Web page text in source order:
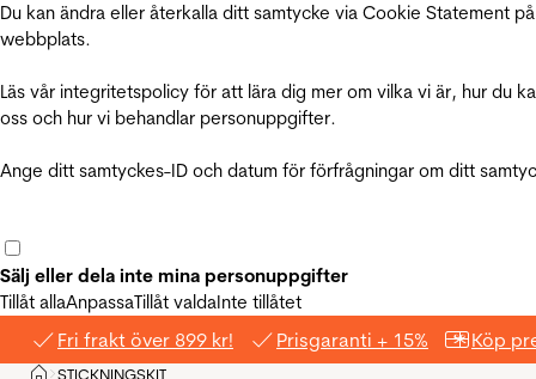
Du kan ändra eller återkalla ditt samtycke via Cookie Statement
webbplats.
Läs vår integritetspolicy för att lära dig mer om vilka vi är, hur du
oss och hur vi behandlar personuppgifter.
Ange ditt samtyckes-ID och datum för förfrågningar om ditt
Sälj eller dela inte mina personuppgifter
Tillåt allaAnpassaTillåt valdaInte tillåtet
Fri frakt över 899 kr! Prisgaranti + 15% Köp
Hem
>STICKNINGSKIT